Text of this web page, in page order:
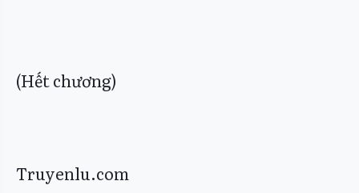
(Hết chương)
Truyenlu.com